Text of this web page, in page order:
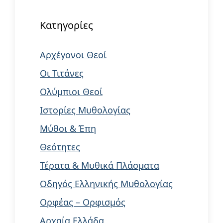
Κατηγορίες
Αρχέγονοι Θεοί
Οι Τιτάνες
Ολύμπιοι Θεοί
Ιστορίες Μυθολογίας
Μύθοι & Έπη
Θεότητες
Τέρατα & Μυθικά Πλάσματα
Οδηγός Ελληνικής Μυθολογίας
Ορφέας – Ορφισμός
Αρχαία Ελλάδα